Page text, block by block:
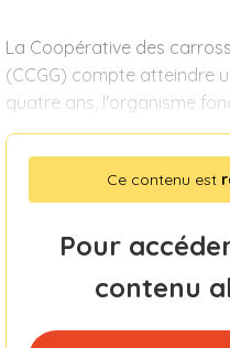
La Coopérative des
(CCGG) compte atteindre
quatre ans, l'organisme
Ce contenu est
Pour
contenu